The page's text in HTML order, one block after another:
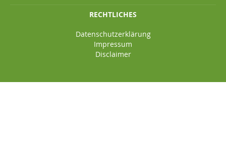
RECHTLICHES
Datenschutzerklärung
Impressum
Disclaimer